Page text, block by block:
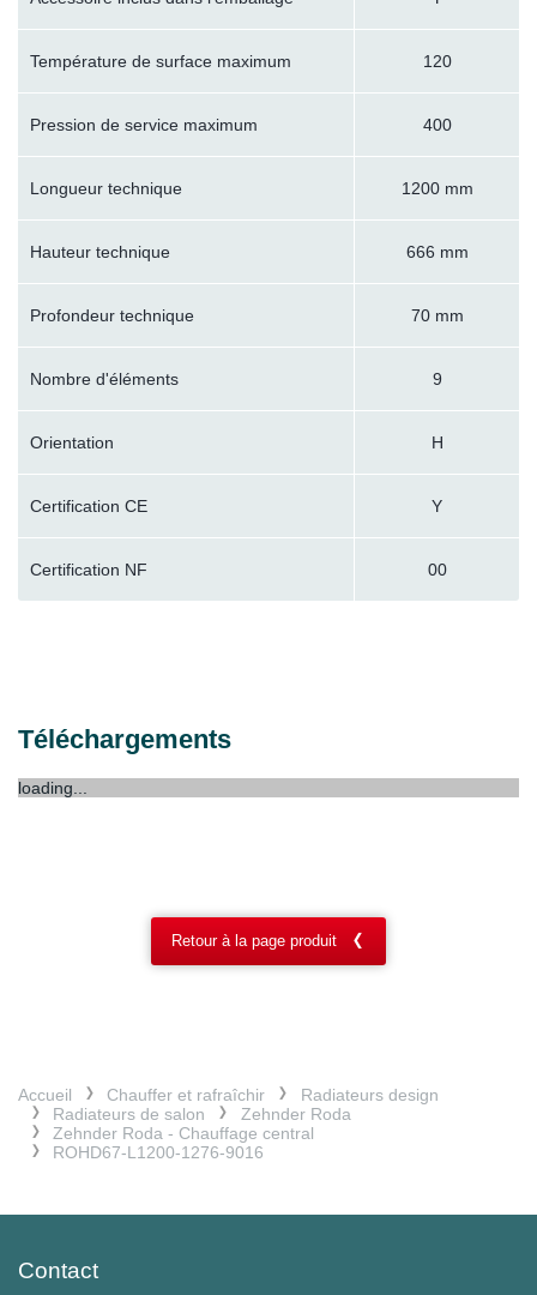
Température de surface maximum 120
Pression de service maximum 400
Longueur technique 1200 mm
Hauteur technique 666 mm
Profondeur technique 70 mm
Nombre d'éléments 9
Orientation H
Certification CE Y
Certification NF 00
Téléchargements
loading...
Retour à la page produit
Accueil Chauffer et rafraîchir
Radiateurs design
Radiateurs de salon
Zehnder Roda
Zehnder Roda - Chauffage central
ROHD67-L1200-1276-9016
Contact